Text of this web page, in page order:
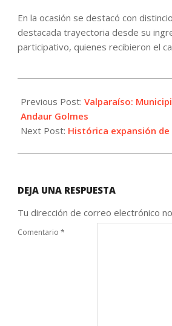
En la ocasión se destacó con
destacada trayectoria desde su
participativo, quienes recibieron el
12-
11
Previous Post: Valparaíso:
Andaur Golmes
Next Post: Histórica expansión de
DEJA UNA RESPUESTA
Tu dirección de correo electrónico
Comentario *